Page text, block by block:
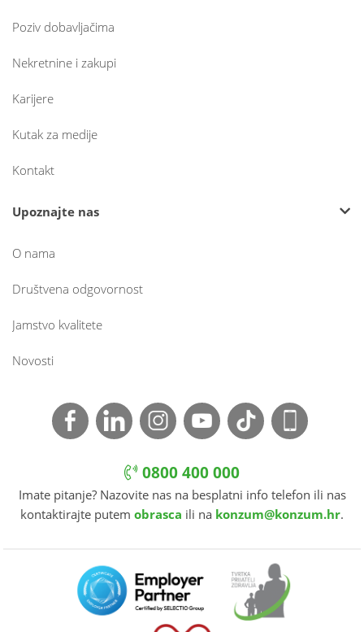
Poziv dobavljačima
Nekretnine i zakupi
Karijere
Kutak za medije
Kontakt
Upoznajte nas
O nama
Društvena odgovornost
Jamstvo kvalitete
Novosti
0800 400 000
Imate pitanje? Nazovite nas na besplatni info telefon ili nas
kontaktirajte putem obrasca ili na konzum@konzum.hr.